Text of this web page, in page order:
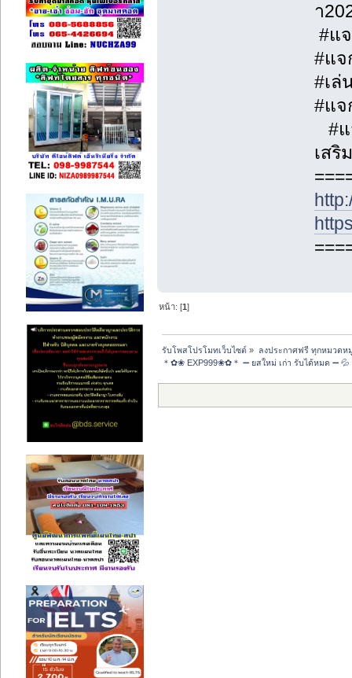
า
#แ
#แ
#เล่
#แจ
#แ
เส
หน้า: [1]
รับโพสโปรโมทเว็บไซต์ » ลงประกาศฟรี ทุกหมวดห
＊✿❀ EXP999❀✿＊ ➖ ยสใหม่ เก่า รับได้หมด ➖